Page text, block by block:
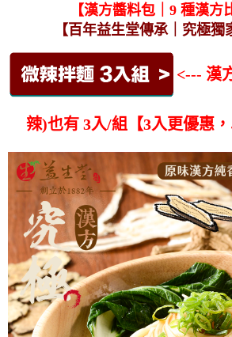
【漢方醬料包｜9 種漢方
【百年益生堂傳承｜究極獨
<--- 漢
辣)也有 3入/組【3入更優惠，